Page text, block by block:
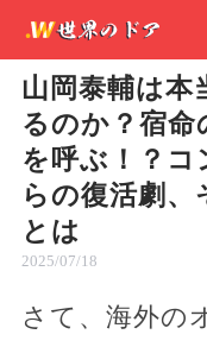
山岡泰輔は本
るのか？宿命
を呼ぶ！？
らの復活劇
とは
2025/07/18
さて、海外の